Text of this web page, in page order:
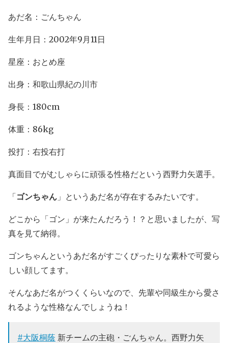
あだ名：ごんちゃん
生年月日：2002年9月11日
星座：おとめ座
出身：和歌山県紀の川市
身長：180cm
体重：86kg
投打：右投右打
真面目でがむしゃらに頑張る性格だという西野力矢選手。
「ゴンちゃん 」というあだ名が存在するみたいです。
どこから「ゴン」が来たんだろう！？と思いましたが、写
真を見て納得。
ゴンちゃんというあだ名がすごくぴったりな素朴で可愛ら
しい顔してます。
そんなあだ名がつくくらいなので、先輩や同級生から愛さ
れるような性格なんでしょうね！
#大阪桐蔭 新チームの主砲・ごんちゃん。西野力矢